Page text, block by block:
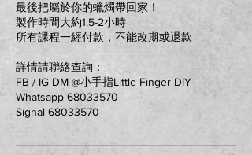
最後把屬於你的蠟燭帶回家！
製作時間大約1.5-2小時
所有課程一經付款，不能改期或退款
詳情請聯絡查詢：
FB / IG DM @小手指Little Finger DIY
Whatsapp 68033570
Signal 68033570